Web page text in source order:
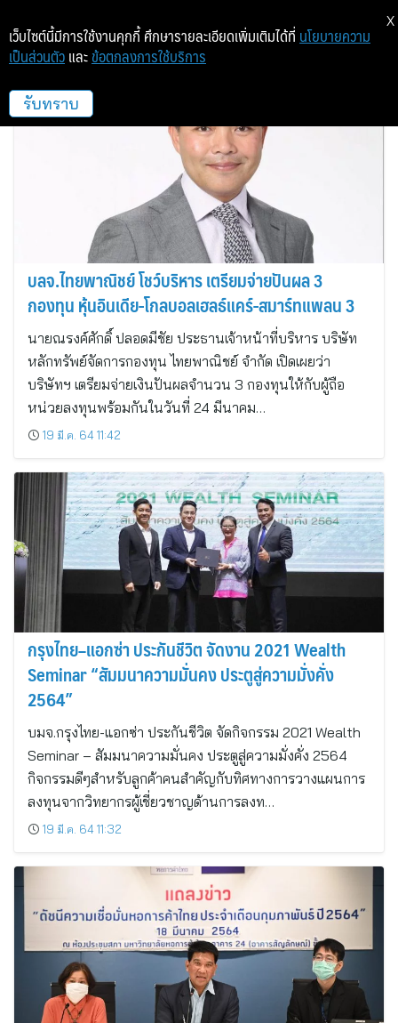
finance_image_th
บลจ.ไทยพาณิชย์ โชว์บริหาร เตรียมจ่ายปันผล 3
กองทุน หุ้นอินเดีย-โกลบอลเฮลธ์แคร์-สมาร์ทแพลน 3
นายณรงค์ศักดิ์ ปลอดมีชัย ประธานเจ้าหน้าที่บริหาร บริษัท
หลักทรัพย์จัดการกองทุน ไทยพาณิชย์ จำกัด เปิดเผยว่า
บริษัทฯ เตรียมจ่ายเงินปันผลจำนวน 3 กองทุนให้กับผู้ถือ
หน่วยลงทุนพร้อมกันในวันที่ 24 มีนาคม…
19 มี.ค. 64 11:42
กรุงไทย–แอกซ่า ประกันชีวิต จัดงาน 2021 Wealth
Seminar “สัมมนาความมั่นคง ประตูสู่ความมั่งคั่ง
2564”
บมจ.กรุงไทย-แอกซ่า ประกันชีวิต จัดกิจกรรม 2021 Wealth
Seminar – สัมมนาความมั่นคง ประตูสู่ความมั่งคั่ง 2564
กิจกรรมดีๆสำหรับลูกค้าคนสำคัญกับทิศทางการวางแผนการ
ลงทุนจากวิทยากรผู้เชี่ยวชาญด้านการลงท…
19 มี.ค. 64 11:32
เว็บไซต์นี้มีการใช้งานคุกกี้ ศึกษารายละเอียดเพิ่มเติมได้ที่ นโยบายความ
เป็นส่วนตัว และ ข้อตกลงการใช้บริการ
รับทราบ
X